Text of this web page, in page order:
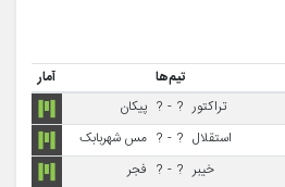
تیم‌ها
آمار
تراکتور ?
-
? پیکان
استقلال ?
-
? مس شهربابک
خیبر ?
-
? فجر